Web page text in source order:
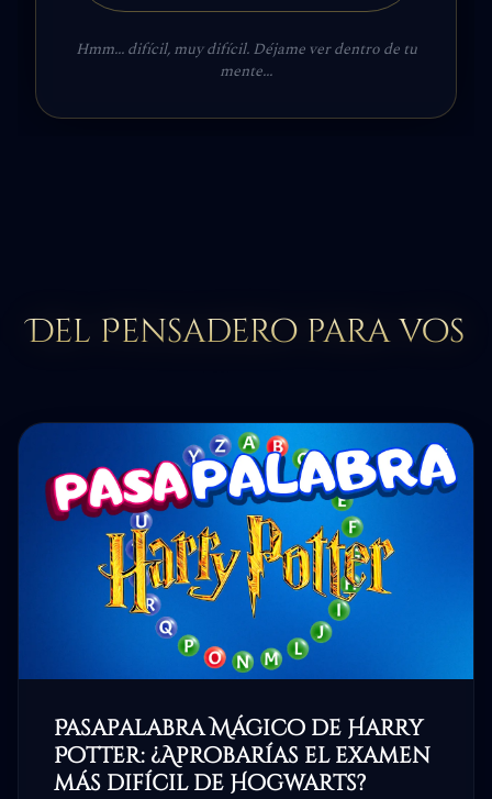
Hmm... difícil, muy difícil. Déjame ver dentro de tu
mente...
Del Pensadero para vos
Pasapalabra Mágico de Harry
Potter: ¿Aprobarías el examen
más difícil de Hogwarts?